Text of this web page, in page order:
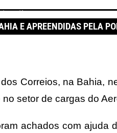
polícia
E APREENDIDAS PELA
Correios, na Bahia,
setor de cargas do
achados com ajuda